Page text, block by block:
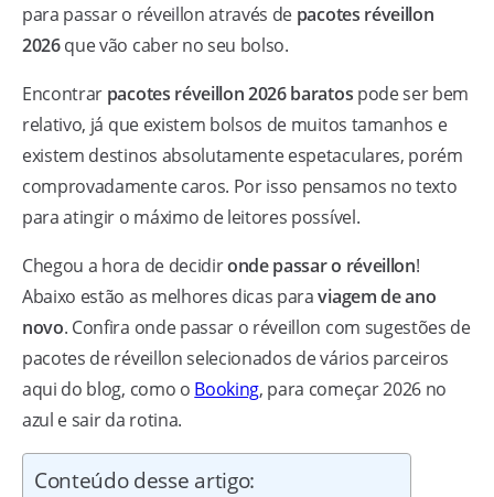
para passar o réveillon através de pacotes réveillon
2026que vão caber no seu bolso.
Encontrar pacotes réveillon 2026 baratos pode ser bem
relativo, já que existem bolsos de muitos tamanhos e
existem destinos absolutamente espetaculares, porém
comprovadamente caros. Por isso pensamos no texto
para atingir o máximo de leitores possível.
Chegou a hora de decidironde passar o réveillon!
Abaixo estão as melhores dicas paraviagem de ano
novo. Confira onde passar o réveillon com sugestões de
pacotes de réveillon selecionados de vários parceiros
aqui do blog, como o Booking, para começar 2026 no
azul e sair da rotina.
Conteúdo desse artigo: